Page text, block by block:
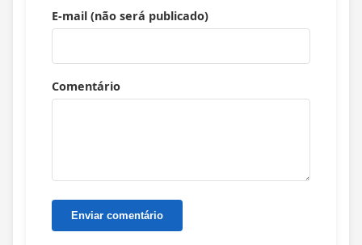
E-mail (não será publicado)
Comentário